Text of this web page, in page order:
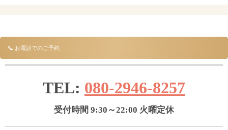
📞 お電話でのご予約
TEL: 080-2946-8257
受付時間 9:30～22:00 火曜定休